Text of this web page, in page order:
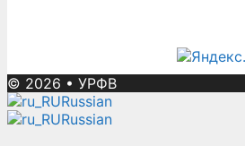
© 2026 • УРФВ
Russian
Russian